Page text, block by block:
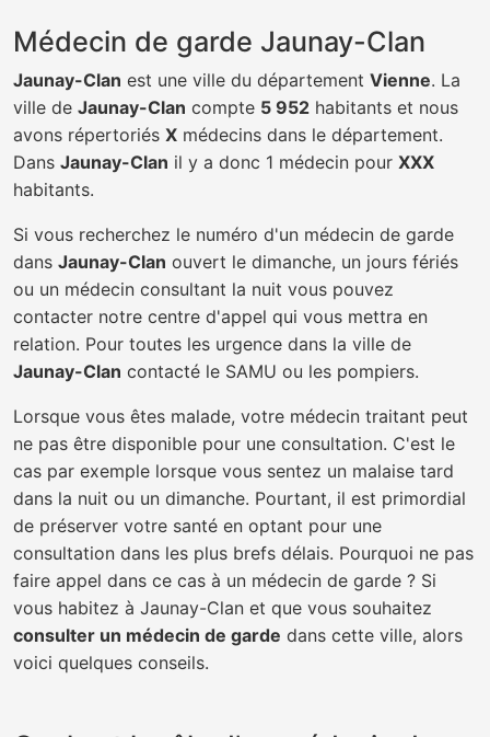
Médecin de garde Jaunay-Clan
Jaunay-Clan est une ville du département Vienne. La
ville de Jaunay-Clan compte 5 952 habitants et nous
avons répertoriés X médecins dans le département.
Dans Jaunay-Clan il y a donc 1 médecin pour XXX
habitants.
Si vous recherchez le numéro d'un médecin de garde
dans Jaunay-Clan ouvert le dimanche, un jours fériés
ou un médecin consultant la nuit vous pouvez
contacter notre centre d'appel qui vous mettra en
relation. Pour toutes les urgence dans la ville de
Jaunay-Clan contacté le SAMU ou les pompiers.
Lorsque vous êtes malade, votre médecin traitant peut
ne pas être disponible pour une consultation. C'est le
cas par exemple lorsque vous sentez un malaise tard
dans la nuit ou un dimanche. Pourtant, il est primordial
de préserver votre santé en optant pour une
consultation dans les plus brefs délais. Pourquoi ne pas
faire appel dans ce cas à un médecin de garde ? Si
vous habitez à Jaunay-Clan et que vous souhaitez
consulter un médecin de garde dans cette ville, alors
voici quelques conseils.